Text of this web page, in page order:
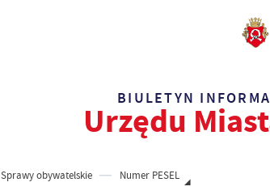
BIULETYN
Urzędu
Sprawy obywatelskie Numer PESEL